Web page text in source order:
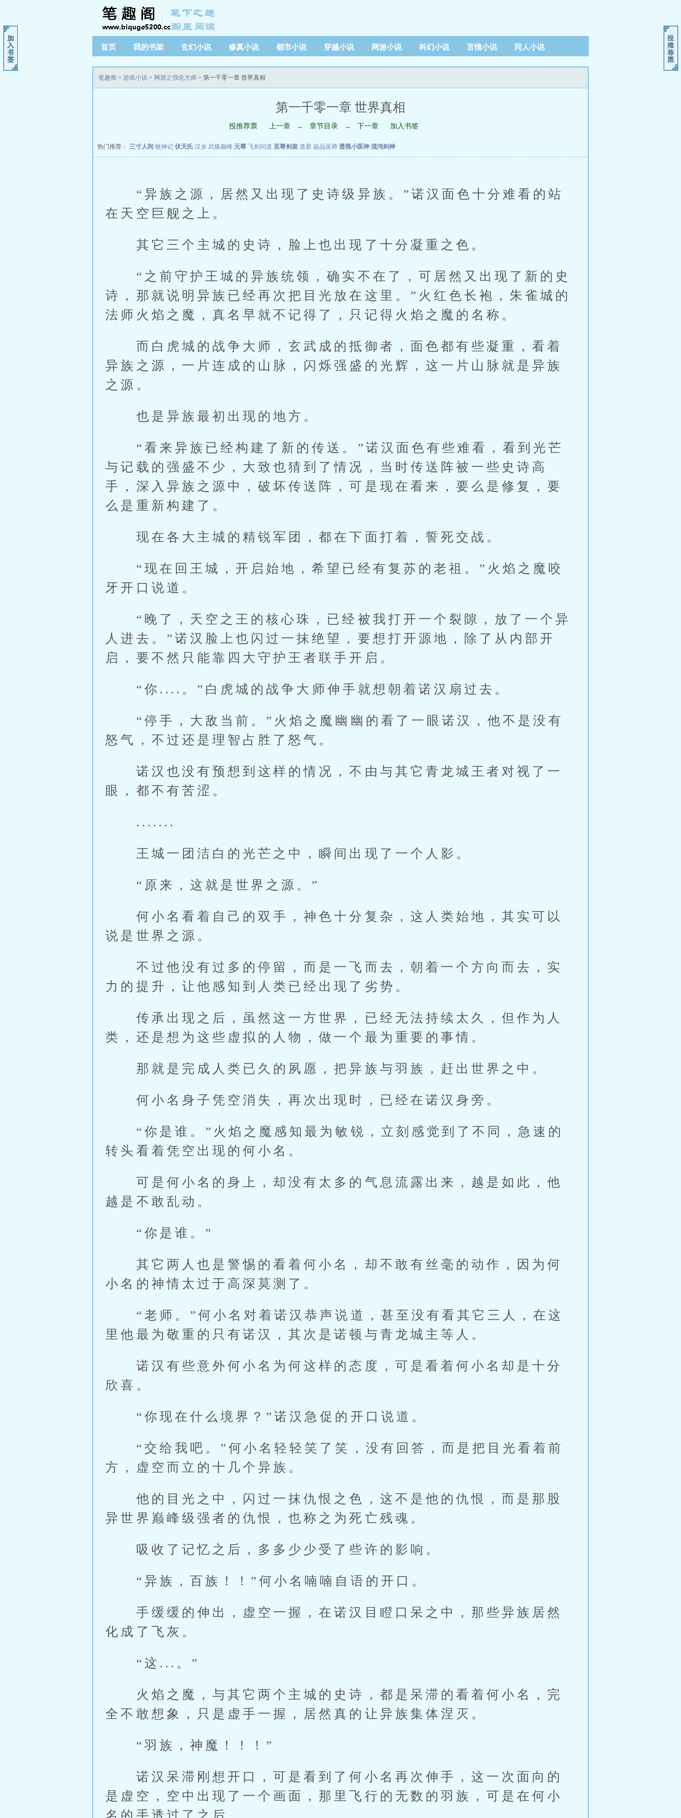
首页 我的书架 玄幻小说 修真小说 都市小说 穿越小说 网游小说 科幻小说 言情小说 同人小说
笔趣阁 > 游戏小说 > 网游之强化大师 > 第一千零一章 世界真相
第一千零一章 世界真相
投推荐票 上一章 ← 章节目录 → 下一章 加入书签
热门推荐： 三寸人间 牧神记 伏天氏 汉乡 武炼巅峰 元尊 飞剑问道 至尊剑皇 道君 超品巫师 透视小医神 混沌剑神
“异族之源，居然又出现了史诗级异族。”诺汉面色十分难看的站
在天空巨舰之上。
其它三个主城的史诗，脸上也出现了十分凝重之色。
“之前守护王城的异族统领，确实不在了，可居然又出现了新的史
诗，那就说明异族已经再次把目光放在这里。”火红色长袍，朱雀城的
法师火焰之魔，真名早就不记得了，只记得火焰之魔的名称。
而白虎城的战争大师，玄武成的抵御者，面色都有些凝重，看着
异族之源，一片连成的山脉，闪烁强盛的光辉，这一片山脉就是异族
之源。
也是异族最初出现的地方。
“看来异族已经构建了新的传送。”诺汉面色有些难看，看到光芒
与记载的强盛不少，大致也猜到了情况，当时传送阵被一些史诗高
手，深入异族之源中，破坏传送阵，可是现在看来，要么是修复，要
么是重新构建了。
现在各大主城的精锐军团，都在下面打着，誓死交战。
“现在回王城，开启始地，希望已经有复苏的老祖。”火焰之魔咬
牙开口说道。
“晚了，天空之王的核心珠，已经被我打开一个裂隙，放了一个异
人进去。”诺汉脸上也闪过一抹绝望，要想打开源地，除了从内部开
启，要不然只能靠四大守护王者联手开启。
“你....。”白虎城的战争大师伸手就想朝着诺汉扇过去。
“停手，大敌当前。”火焰之魔幽幽的看了一眼诺汉，他不是没有
怒气，不过还是理智占胜了怒气。
诺汉也没有预想到这样的情况，不由与其它青龙城王者对视了一
眼，都不有苦涩。
.......
王城一团洁白的光芒之中，瞬间出现了一个人影。
“原来，这就是世界之源。”
何小名看着自己的双手，神色十分复杂，这人类始地，其实可以
说是世界之源。
不过他没有过多的停留，而是一飞而去，朝着一个方向而去，实
力的提升，让他感知到人类已经出现了劣势。
传承出现之后，虽然这一方世界，已经无法持续太久，但作为人
类，还是想为这些虚拟的人物，做一个最为重要的事情。
那就是完成人类已久的夙愿，把异族与羽族，赶出世界之中。
何小名身子凭空消失，再次出现时，已经在诺汉身旁。
“你是谁。”火焰之魔感知最为敏锐，立刻感觉到了不同，急速的
转头看着凭空出现的何小名。
可是何小名的身上，却没有太多的气息流露出来，越是如此，他
越是不敢乱动。
“你是谁。”
其它两人也是警惕的看着何小名，却不敢有丝毫的动作，因为何
小名的神情太过于高深莫测了。
“老师。”何小名对着诺汉恭声说道，甚至没有看其它三人，在这
里他最为敬重的只有诺汉，其次是诺顿与青龙城主等人。
诺汉有些意外何小名为何这样的态度，可是看着何小名却是十分
欣喜。
“你现在什么境界？”诺汉急促的开口说道。
“交给我吧。”何小名轻轻笑了笑，没有回答，而是把目光看着前
方，虚空而立的十几个异族。
他的目光之中，闪过一抹仇恨之色，这不是他的仇恨，而是那股
异世界巅峰级强者的仇恨，也称之为死亡残魂。
吸收了记忆之后，多多少少受了些许的影响。
“异族，百族！！”何小名喃喃自语的开口。
手缓缓的伸出，虚空一握，在诺汉目瞪口呆之中，那些异族居然
化成了飞灰。
“这...。”
火焰之魔，与其它两个主城的史诗，都是呆滞的看着何小名，完
全不敢想象，只是虚手一握，居然真的让异族集体涅灭。
“羽族，神魔！！！”
诺汉呆滞刚想开口，可是看到了何小名再次伸手，这一次面向的
是虚空，空中出现了一个画面，那里飞行的无数的羽族，可是在何小
名的手透过了之后。